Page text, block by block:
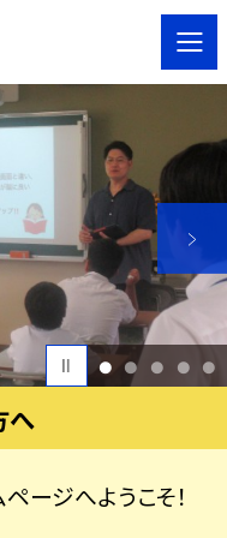
1 2 3 4 5
へ
ージへようこそ！